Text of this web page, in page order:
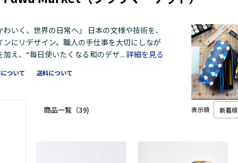
わいく、世界の日常へ」 日本の文様や技術を、
にリデザイン。職人の手仕事を大切にしなが
加え、“毎日使いたくなる和のデザイン”を届け
...詳細を見る
ついて 送料について
商品一覧（39) 表示順 新着順